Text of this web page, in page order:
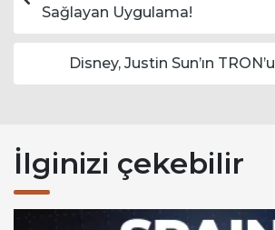
Sağlayan Uygulama!
Disney, Justin Sun’ın
İlginizi çekebilir